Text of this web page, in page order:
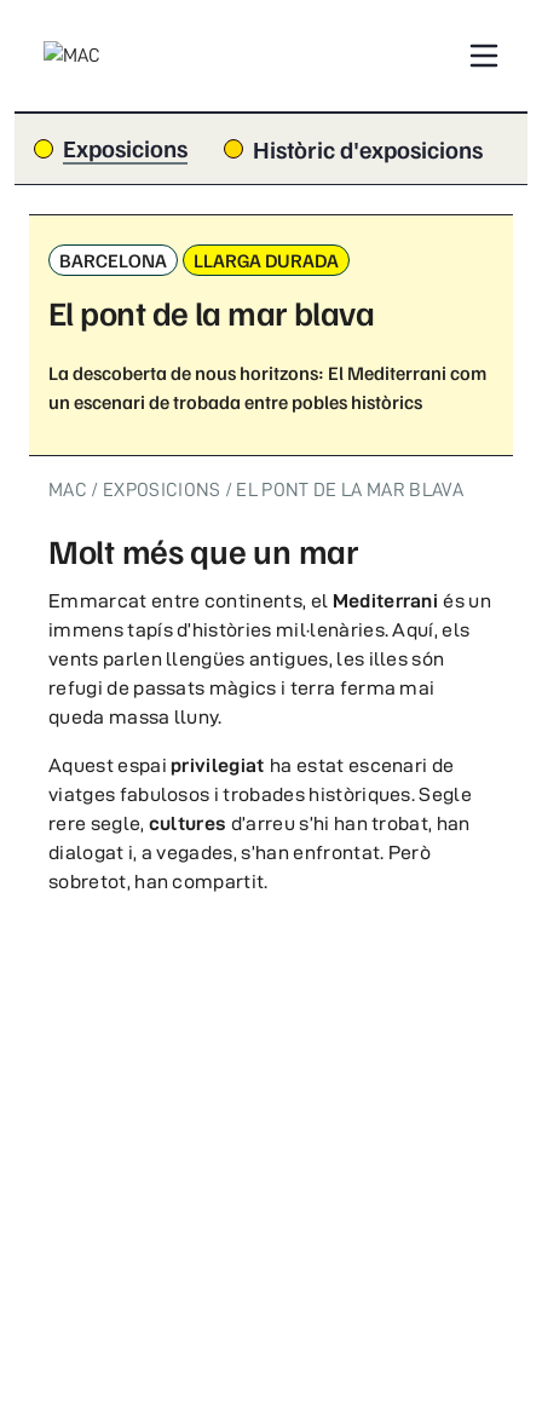
Exposicions Històric d'exposicions
BARCELONA LLARGA DURADA
El pont de la mar blava
La descoberta de nous horitzons: El Mediterrani com
un escenari de trobada entre pobles històrics
MAC EXPOSICIONS EL PONT DE LA MAR BLAVA
Molt més que un mar
Emmarcat entre continents, el Mediterraniés un
immens tapís d’històries mil·lenàries. Aquí, els
vents parlen llengües antigues, les illes són
refugi de passats màgics i terra ferma mai
queda massa lluny.
Aquest espaiprivilegiat ha estat escenari de
viatges fabulosos i trobades històriques. Segle
rere segle, cultures d’arreu s’hi han trobat, han
dialogat i, a vegades, s’han enfrontat. Però
sobretot, han compartit.